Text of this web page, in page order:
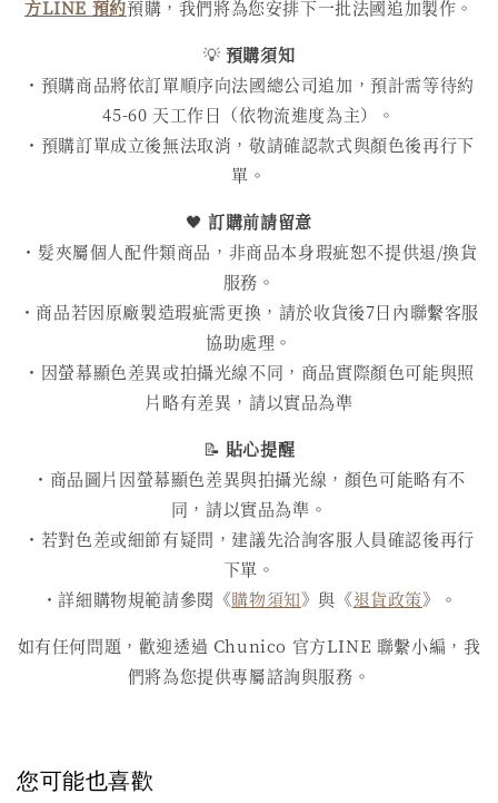
方LINE 預約預購，我們將為您安排下一批法國追加製作。
💡 預購須知
・預購商品將依訂單順序向法國總公司追加，預計需等待約
45-60 天工作日（依物流進度為主）。
・預購訂單成立後無法取消，敬請確認款式與顏色後再行下
單。
🖤訂購前請留意
・髮夾屬個人配件類商品，非商品本身瑕疵恕不提供退/換貨
服務。
・商品若因原廠製造瑕疵需更換，請於收貨後7日內聯繫客服
協助處理。
・因螢幕顯色差異或拍攝光線不同，商品實際顏色可能與照
片略有差異，請以實品為準
📝 貼心提醒
・商品圖片因螢幕顯色差異與拍攝光線，顏色可能略有不
同，請以實品為準。
・若對色差或細節有疑問，建議先洽詢客服人員確認後再行
下單。
・詳細購物規範請參閱《購物須知》與《退貨政策》。
如有任何問題，歡迎透過 Chunico 官方LINE 聯繫小編，我
們將為您提供專屬諮詢與服務。
您可能也喜歡